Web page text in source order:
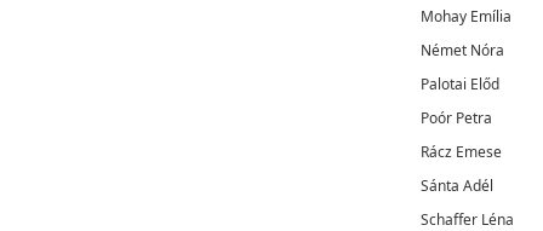
Mohay Emília
Német Nóra
Palotai Előd
Poór Petra
Rácz Emese
Sánta Adél
Schaffer Léna